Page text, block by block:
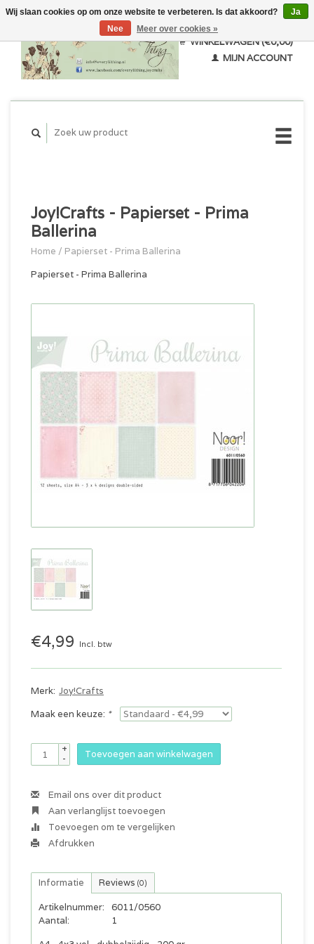
WINKELWAGEN (€0,00)
MIJN ACCOUNT
Joy!Crafts - Papierset - Prima
Ballerina
Home / Papierset - Prima Ballerina
Papierset - Prima Ballerina
€4,99 Incl. btw
Merk: Joy!Crafts
Maak een keuze: *
+
-
Toevoegen aan winkelwagen
Email ons over dit product
Aan verlanglijst toevoegen
Toevoegen om te vergelijken
Afdrukken
Informatie Reviews (0)
Artikelnummer:
6011/0560
Aantal:
1
Wij slaan cookies op om onze website te verbeteren. Is dat akkoord?
Ja
Nee
Meer over cookies »